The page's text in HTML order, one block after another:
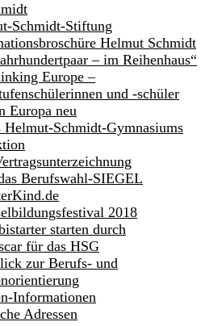
Schmidt-Stiftung
Helmut Schmidt
– im Reihenhaus“
Europe –
und -schüler
Europa neu
Schmidt-Gymnasiums
Berufswahl-SIEGEL
2018
starten durch
für das HSG
zur Berufs- und
Informationen
Adressen